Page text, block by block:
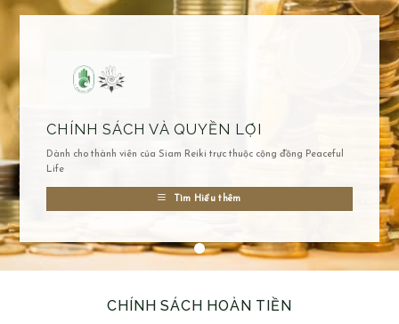
CHÍNH SÁCH VÀ QUYỀN LỢI
Dành cho thành viên của Siam Reiki trực thuộc cộng đồng Peaceful
Life
Tìm Hiểu thêm
CHÍNH SÁCH HOÀN TIỀN